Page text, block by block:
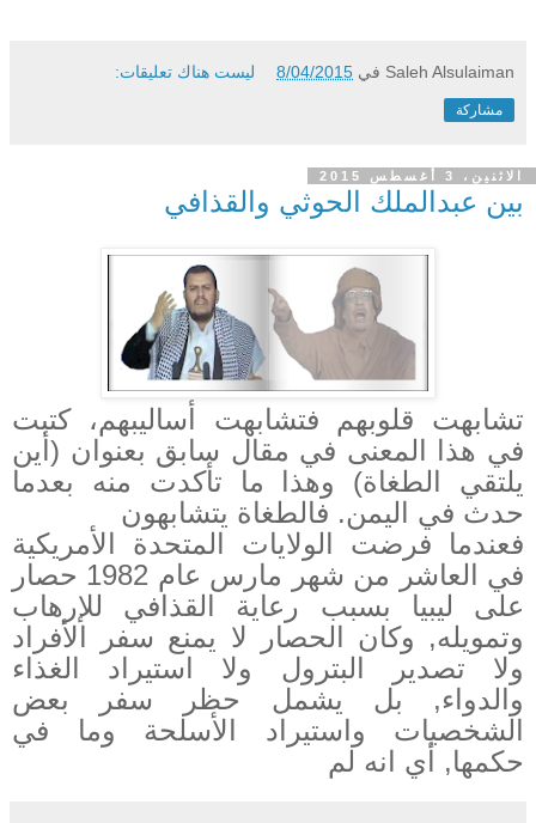
Saleh Alsulaiman في 8/04/2015 ليست هناك تعليقات:
مشاركة
الاثنين، 3 أغسطس 2015
بين عبدالملك الحوثي والقذافي
تشابهت قلوبهم فتشابهت أساليبهم، كتبت
في هذا المعنى في مقال سابق بعنوان (أين
يلتقي الطغاة) وهذا ما تأكدت منه بعدما
حدث في اليمن. فالطغاة يتشابهون
فعندما فرضت الولايات المتحدة الأمريكية
في العاشر من شهر مارس عام 1982 حصار
على ليبيا بسبب رعاية القذافي للإرهاب
وتمويله, وكان الحصار لا يمنع سفر الأفراد
ولا تصدير البترول ولا استيراد الغذاء
والدواء, بل يشمل حظر سفر بعض
الشخصيات واستيراد الأسلحة وما في
حكمها, أي انه لم